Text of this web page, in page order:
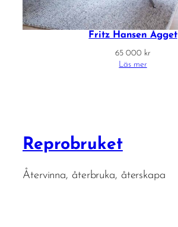
Fritz Hansen Ägget
65 000 kr
Läs mer
Reprobruket
Återvinna, återbruka, återskapa